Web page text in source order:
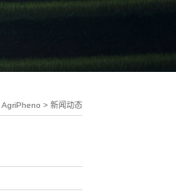
> 新闻动态